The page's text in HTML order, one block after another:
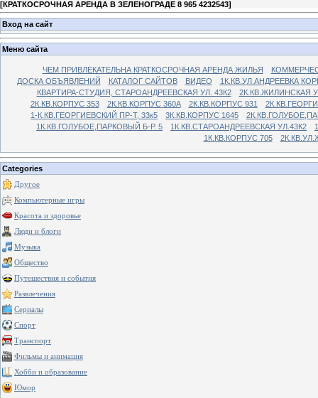
[КРАТКОСРОЧНАЯ АРЕНДА В ЗЕЛЕНОГРАДЕ 8 965 4232543]
Вход на сайт
Меню сайта
ЧЕМ ПРИВЛЕКАТЕЛЬНА КРАТКОСРОЧНАЯ АРЕНДА ЖИЛЬЯ
ДОСКА ОБЪЯВЛЕНИЙ
КАТАЛОГ САЙТОВ ВИДЕО
1К.КВ.УЛ.АНДРЕЕВКА
КВАРТИРА-СТУДИЯ, СТАРОАНДРЕЕВСКАЯ УЛ. 43К2
2К.КВ.ЖИЛИНСКАЯ
2К.КВ.КОРПУС 353
2К.КВ.КОРПУС 360А 2К.КВ.КОРПУС 931
1-К.КВ.ГЕОРГИЕВСКИЙ ПР-Т, 33к5
3К.КВ.КОРПУС 1645
1К.КВ.ГОЛУБОЕ,ПАРКОВЫЙ Б-Р. 5
1К.КВ.СТАРОАНДРЕЕВСКАЯ УЛ.43К2
1К.КВ.КОРПУС 705
Categories
Другое
Компьютерные игры
Красота и здоровье
Люди и блоги
Музыка
Общество
Путешествия и события
Развлечения
Сериалы
Спорт
Транспорт
Фильмы и анимация
Хобби и образование
Юмор